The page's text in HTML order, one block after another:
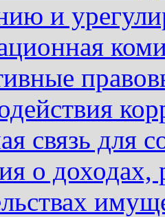
и
связь для
о доходах,